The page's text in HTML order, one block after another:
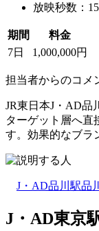
放映秒数：
期間
料金
7日
1,000,000円
担当者からのコメ
JR東日本J・AD品
ターゲット層へ直
す。効果的なブラ
J・AD品川駅品
J・AD東京